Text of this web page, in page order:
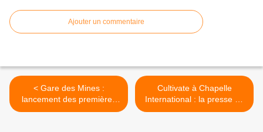
Ajouter un commentaire
< Gare des Mines :
lancement des premières
consultations...en attendant
Cultivate à Chapelle
International : la presse en
parle ! >